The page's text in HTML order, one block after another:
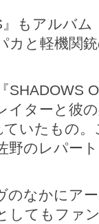
』もアルバ
カと軽機関
SHADOWS
イターと彼
ていたもの
野のレパー
のなかにア
してもファ